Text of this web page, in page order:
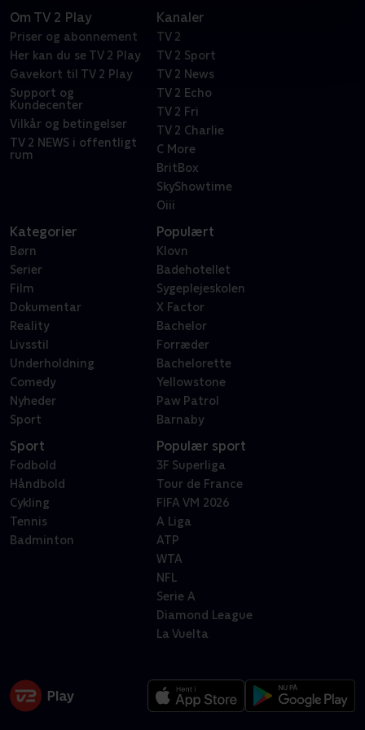
Om TV 2 Play
Priser og abonnement
Her kan du se TV 2 Play
Gavekort til TV 2 Play
Support og
Kundecenter
Vilkår og betingelser
TV 2 NEWS i offentligt
rum
Kanaler
TV 2
TV 2 Sport
TV 2 News
TV 2 Echo
TV 2 Fri
TV 2 Charlie
C More
BritBox
SkyShowtime
Oiii
Kategorier
Børn
Serier
Film
Dokumentar
Reality
Livsstil
Underholdning
Comedy
Nyheder
Sport
Populært
Klovn
Badehotellet
Sygeplejeskolen
X Factor
Bachelor
Forræder
Bachelorette
Yellowstone
Paw Patrol
Barnaby
Sport
Fodbold
Håndbold
Cykling
Tennis
Badminton
Populær sport
3F Superliga
Tour de France
FIFA VM 2026
A Liga
ATP
WTA
NFL
Serie A
Diamond League
La Vuelta